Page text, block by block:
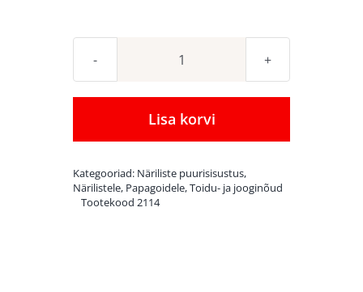
Roostevaba
söögi-
ja
M
Lisa korvi
Kategooriad: Näriliste puurisisustus,
Närilistele, Papagoidele,Toidu- ja jooginõud
Tootekood 2114